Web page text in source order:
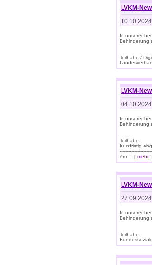
LVKM-
10.10.2024
In unserer
Behinderung
Teilhabe /
LVKM-
04.10.2024
In unserer
Behinderung
Teilhabe
Kurzfristig
Am ... [ mehr]
LVKM-
27.09.2024
In unserer
Behinderung
Teilhabe